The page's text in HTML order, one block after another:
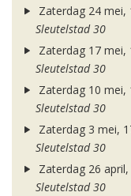
Zaterdag 24 mei,
Sleutelstad 30
Zaterdag 17 mei,
Sleutelstad 30
Zaterdag 10 mei,
Sleutelstad 30
Zaterdag 3 mei,
Sleutelstad 30
Zaterdag 26
Sleutelstad 30